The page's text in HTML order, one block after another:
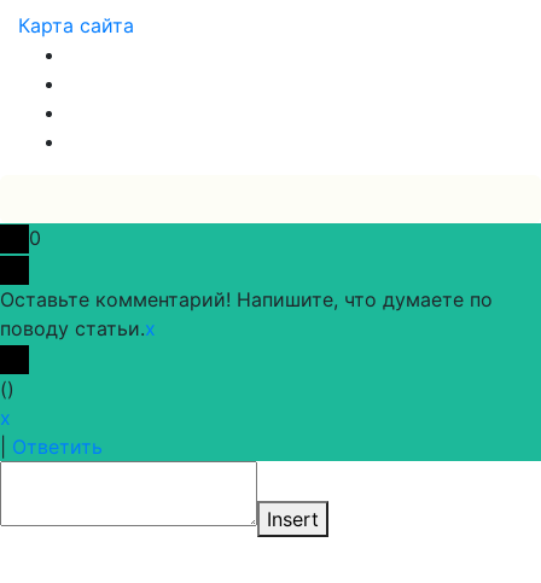
Карта сайта
0
Оставьте комментарий! Напишите, что думаете по
поводу статьи.x
()
x
Ответить
Insert